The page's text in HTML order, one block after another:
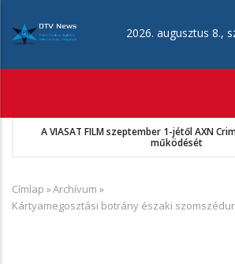
tartalomra
2026. augusztus 8.,
1-jétől AXN Crime néven folytatja
Morzsa
Címlap »Archívum »
Kártyamegosztási botrány északi